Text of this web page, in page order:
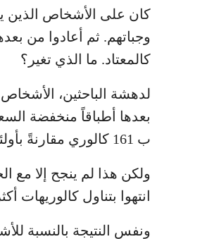
كان على الأشخاص الذين
وجباتهم. ثم أعادوا من
كالمعتاد. ما الذي تغير؟
لدهشة الباحثين،
بعدها أطباقاً منخفضة
ب 161 كالوري مقارنةً بأولئك الذين أنهوا الوجبة بالحلوى.
ولكن هذا لم ينجح إلا مع
انتهوا بتناول كالوريهات
ونفس النتيجة بالنسبة